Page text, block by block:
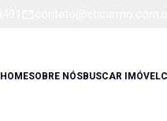
HOMESOBRE NÓSBUSCAR IMÓVEL